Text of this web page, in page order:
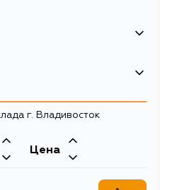
Двигатель
H22A1, H22A,
F22B4, F22B3,
г. Владивосток
Цена